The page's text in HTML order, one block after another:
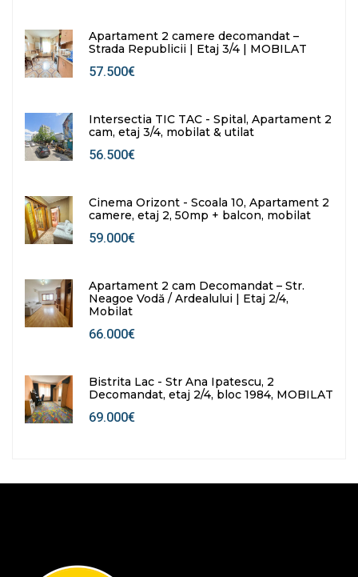
Apartament 2 camere decomandat –
Strada Republicii | Etaj 3/4 | MOBILAT
57.500€
Intersectia TIC TAC - Spital, Apartament 2
cam, etaj 3/4, mobilat & utilat
56.500€
Cinema Orizont - Scoala 10, Apartament 2
camere, etaj 2, 50mp + balcon, mobilat
59.000€
Apartament 2 cam Decomandat – Str.
Neagoe Vodă / Ardealului | Etaj 2/4,
Mobilat
66.000€
Bistrita Lac - Str Ana Ipatescu, 2
Decomandat, etaj 2/4, bloc 1984, MOBILAT
69.000€